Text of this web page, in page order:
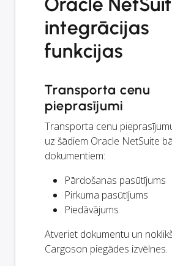
integrācijas
funkcijas
Transporta cenu
pieprasījumi
Transporta cenu
uz šādiem Oracle NetSuite
dokumentiem:
Pārdošanas pasūtījums
Pirkuma pasūtījums
Piedāvājums
Atveriet dokumentu un
Cargoson piegādes izvēlnes.